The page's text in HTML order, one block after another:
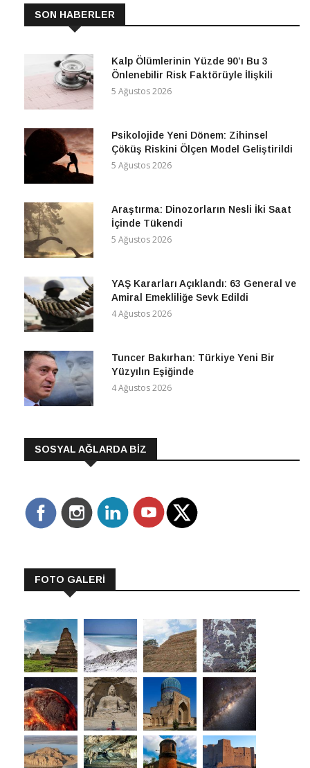
SON HABERLER
Kalp Ölümlerinin Yüzde 90’ı Bu 3
Önlenebilir Risk Faktörüyle İlişkili
5 Ağustos 2026
Psikolojide Yeni Dönem: Zihinsel
Çöküş Riskini Ölçen Model Geliştirildi
5 Ağustos 2026
Araştırma: Dinozorların Nesli İki Saat
İçinde Tükendi
5 Ağustos 2026
YAŞ Kararları Açıklandı: 63 General ve
Amiral Emekliliğe Sevk Edildi
4 Ağustos 2026
Tuncer Bakırhan: Türkiye Yeni Bir
Yüzyılın Eşiğinde
4 Ağustos 2026
SOSYAL AĞLARDA BİZ
FOTO GALERİ